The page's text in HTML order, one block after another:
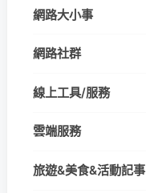
網路大小事
網路社群
線上工具/服務
雲端服務
旅遊&美食&活動記事